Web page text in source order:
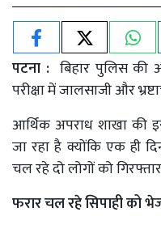
पटना :बिहार पुलिस की
परीक्षा में जालसाजी और
आर्थिक अपराध शाखा की
जा रहा है क्योंकि एक ही
चल रहे दो लोगों को
फरार चल रहे सिपाही को